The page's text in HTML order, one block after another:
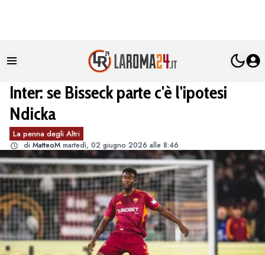
Inter: se Bisseck parte c'è l'ipotesi
Ndicka
La penna degli Altri
di MatteoM martedì, 02 giugno 2026 alle 8:46